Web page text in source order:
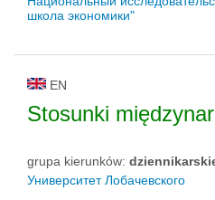
школа экономики"
EN
Stosunki
grupa kierunków:
Университет Лобачевского